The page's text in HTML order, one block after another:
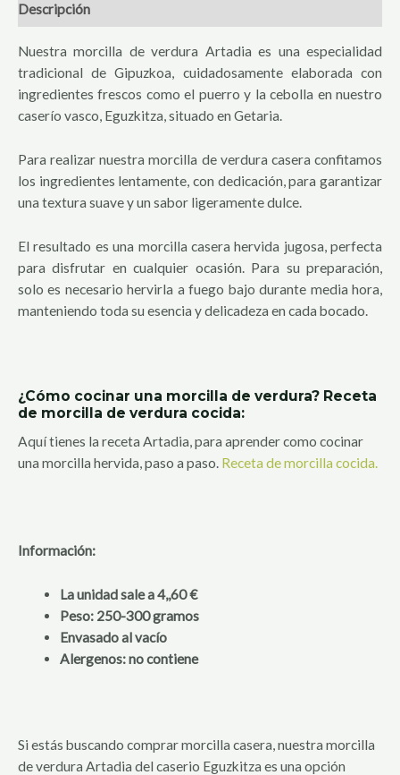
Descripción
Nuestra morcilla de verdura Artadia es una especialidad
tradicional de Gipuzkoa, cuidadosamente elaborada con
ingredientes frescos como el puerro y la cebolla en nuestro
caserío vasco, Eguzkitza, situado en Getaria.
Para realizar nuestra morcilla de verdura casera confitamos
los ingredientes lentamente, con dedicación, para garantizar
una textura suave y un sabor ligeramente dulce.
El resultado es una morcilla casera hervida jugosa, perfecta
para disfrutar en cualquier ocasión. Para su preparación,
solo es necesario hervirla a fuego bajo durante media hora,
manteniendo toda su esencia y delicadeza en cada bocado.
¿Cómo cocinar una morcilla de verdura? Receta
de morcilla de verdura cocida:
Aquí tienes la receta Artadia, para aprender como cocinar
una morcilla hervida, paso a paso. Receta de morcilla cocida.
Información:
La unidad sale a 4,,60 €
Peso: 250-300 gramos
Envasado al vacío
Alergenos: no contiene
Si estás buscando comprar morcilla casera, nuestra morcilla
de verdura Artadia del caserio Eguzkitza es una opción